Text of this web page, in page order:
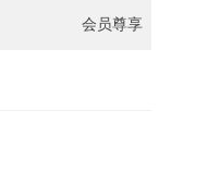
会员尊享